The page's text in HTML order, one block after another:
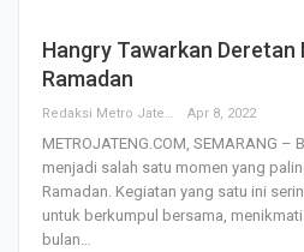
Hangry Tawarkan Deretan
Ramadan
Redaksi Metro Jateng Apr 8, 2022
METROJATENG.COM, SEMARANG –
menjadi salah satu momen yang
Ramadan. Kegiatan yang satu ini
untuk berkumpul bersama,
bulan…